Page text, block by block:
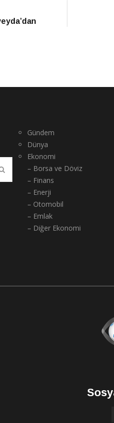
Gündem
Dünya
Ekonomi
– Borsa ve Döviz
– Finans
– Enerji
– Otomobil
– Emlak
– Diğer Ekonomi